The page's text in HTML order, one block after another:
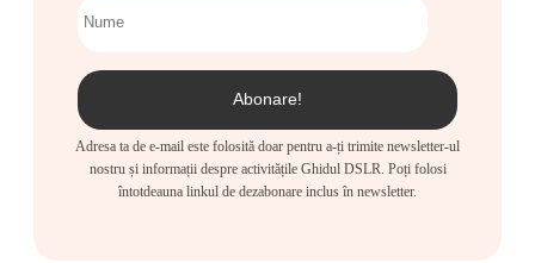
Adresa ta de e-mail este folosită doar pentru a-ți trimite newsletter-ul
nostru și informații despre activitățile Ghidul DSLR. Poți folosi
întotdeauna linkul de dezabonare inclus în newsletter.